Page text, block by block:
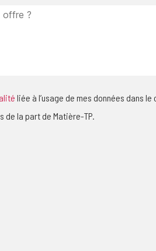
liée à l’usage de mes données dans le
de la part de Matière-TP.